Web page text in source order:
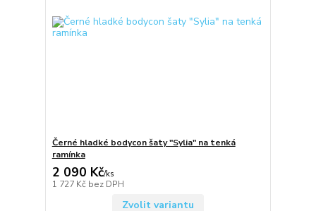
Černé hladké bodycon šaty "Sylia" na tenká
ramínka
2 090 Kč/ks
1 727 Kč bez DPH
Zvolit variantu